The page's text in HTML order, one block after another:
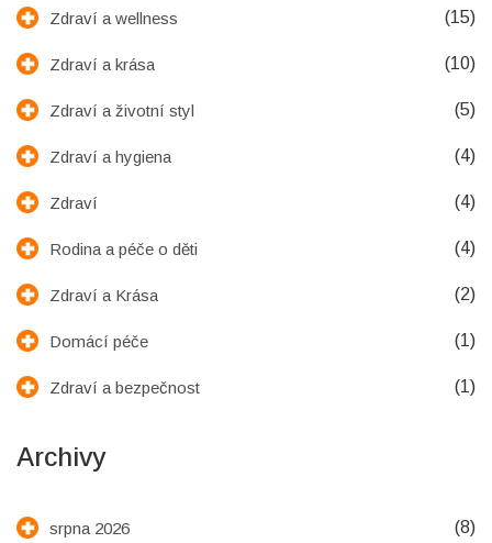
Zdraví a wellness (15)
Zdraví a krása (10)
Zdraví a životní styl (5)
Zdraví a hygiena (4)
Zdraví (4)
Rodina a péče o děti (4)
Zdraví a Krása (2)
Domácí péče (1)
Zdraví a bezpečnost (1)
Archivy
srpna 2026 (8)